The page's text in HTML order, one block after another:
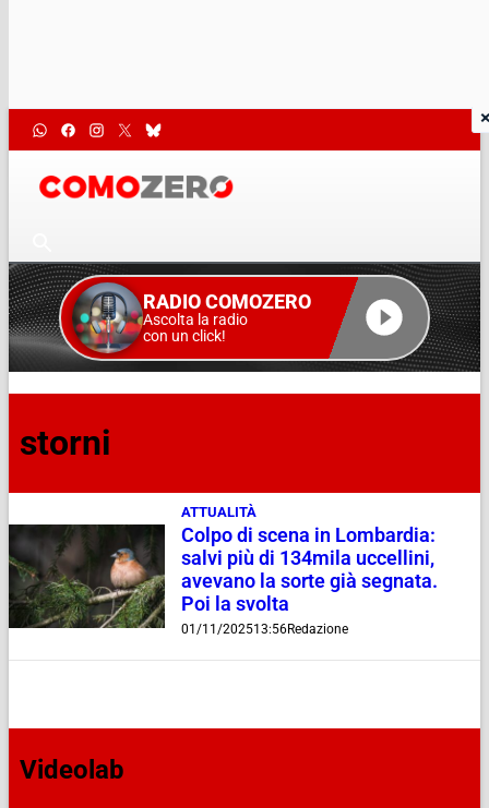
RADIO COMOZERO
Ascolta la radio
con un click!
storni
ATTUALITÀ
Colpo di scena in Lombardia:
salvi più di 134mila uccellini,
avevano la sorte già segnata.
Poi la svolta
01/11/202513:56Redazione
Videolab